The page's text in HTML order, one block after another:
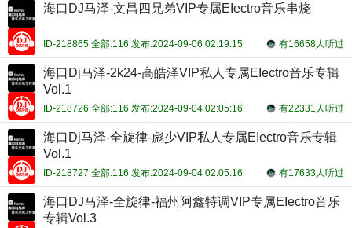
海口DJ马泽-文昌四兄弟VIP专属EIectro音乐串烧
有16658人听过
ID-218865 全部:116 发布:2024-09-06 02:19:15
海口Dj马泽-2k24-高皓泽VIP私人专属EIectro音乐专辑
Vol.1
有22331人听过
ID-218726 全部:116 发布:2024-09-04 02:05:16
海口Dj马泽-全旋律-彪少VIP私人专属EIectro音乐专辑
Vol.1
有17633人听过
ID-218727 全部:116 发布:2024-09-04 02:05:16
海口DJ马泽-全旋律-福州阿鑫特调VIP专属EIectro音乐
专辑Vol.3